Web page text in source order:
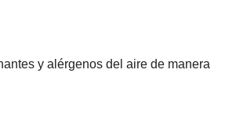
y alérgenos ⁢del aire de manera